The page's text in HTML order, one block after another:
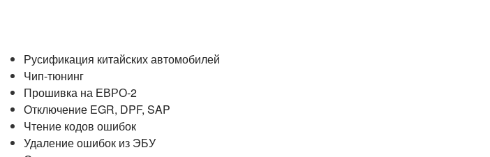
Русификация китайских автомобилей
Чип-тюнинг
Прошивка на ЕВРО-2
Отключение EGR, DPF, SAP
Чтение кодов ошибок
Удаление ошибок из ЭБУ